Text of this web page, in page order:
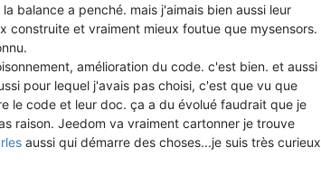
balance a penché. mais j'aimais bien aussi leur
et vraiment mieux foutue que mysensors.
amélioration du code. c'est bien. et aussi
pour lequel j'avais pas choisi, c'est que vu que
le code et leur doc. ça a du évolué faudrait que je
raison. Jeedom va vraiment cartonner je trouve
aussi qui démarre des choses...je suis très curieux